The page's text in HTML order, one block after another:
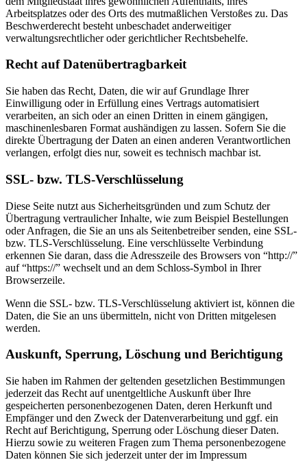
Arbeitsplatzes oder des Orts des mutmaßlichen Verstoßes zu. Das
Beschwerderecht besteht unbeschadet anderweitiger
verwaltungsrechtlicher oder gerichtlicher Rechtsbehelfe.
Recht auf Datenübertragbarkeit
Sie haben das Recht, Daten, die wir auf Grundlage Ihrer
Einwilligung oder in Erfüllung eines Vertrags automatisiert
verarbeiten, an sich oder an einen Dritten in einem gängigen,
maschinenlesbaren Format aushändigen zu lassen. Sofern Sie die
direkte Übertragung der Daten an einen anderen Verantwortlichen
verlangen, erfolgt dies nur, soweit es technisch machbar ist.
SSL- bzw. TLS-Verschlüsselung
Diese Seite nutzt aus Sicherheitsgründen und zum Schutz der
Übertragung vertraulicher Inhalte, wie zum Beispiel Bestellungen
oder Anfragen, die Sie an uns als Seitenbetreiber senden, eine SSL-
bzw. TLS-Verschlüsselung. Eine verschlüsselte Verbindung
erkennen Sie daran, dass die Adresszeile des Browsers von “http://”
auf “https://” wechselt und an dem Schloss-Symbol in Ihrer
Browserzeile.
Wenn die SSL- bzw. TLS-Verschlüsselung aktiviert ist, können die
Daten, die Sie an uns übermitteln, nicht von Dritten mitgelesen
werden.
Auskunft, Sperrung, Löschung und Berichtigung
Sie haben im Rahmen der geltenden gesetzlichen Bestimmungen
jederzeit das Recht auf unentgeltliche Auskunft über Ihre
gespeicherten personenbezogenen Daten, deren Herkunft und
Empfänger und den Zweck der Datenverarbeitung und ggf. ein
Recht auf Berichtigung, Sperrung oder Löschung dieser Daten.
Hierzu sowie zu weiteren Fragen zum Thema personenbezogene
Daten können Sie sich jederzeit unter der im Impressum